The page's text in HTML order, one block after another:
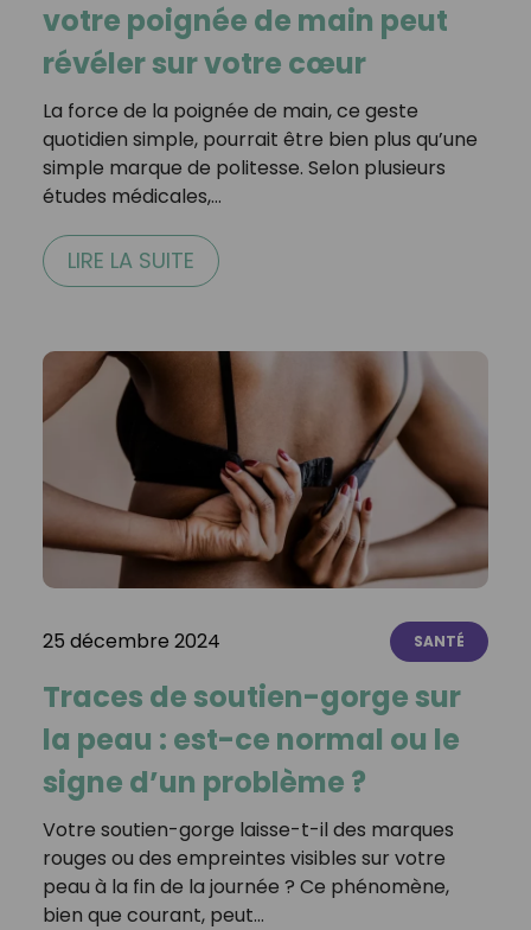
votre poignée de main peut
révéler sur votre cœur
La force de la poignée de main, ce geste
quotidien simple, pourrait être bien plus qu’une
simple marque de politesse. Selon plusieurs
études médicales,…
LIRE LA SUITE
25 décembre 2024 SANTÉ
Traces de soutien-gorge sur
la peau : est-ce normal ou le
signe d’un problème ?
Votre soutien-gorge laisse-t-il des marques
rouges ou des empreintes visibles sur votre
peau à la fin de la journée ? Ce phénomène,
bien que courant, peut…